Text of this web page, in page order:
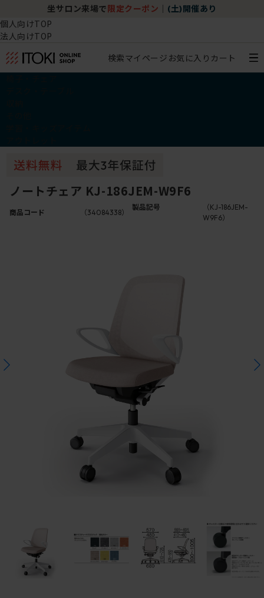
坐サロン来場で限定クーポン｜(土)開催あり
個人向けTOP
法人向けTOP
検索マイページ お気に入り カート
ノートチェア KJ-186JEM-W9F6
商品コード （34084338）
製品記号
（KJ-186JEM-
W9F6）